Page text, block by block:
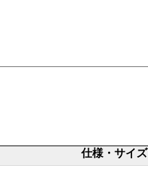
仕様・サイズ